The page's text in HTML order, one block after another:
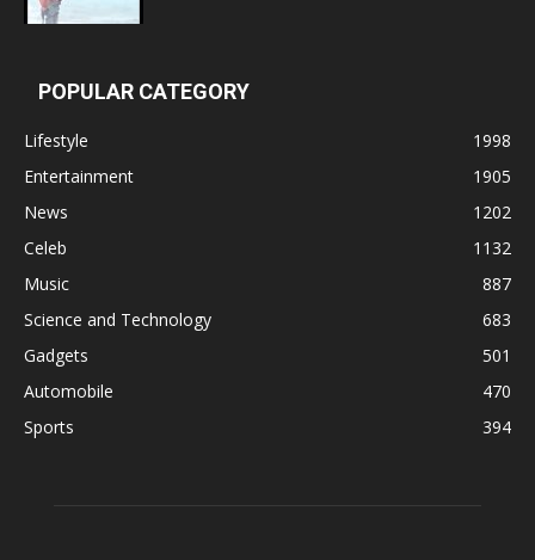
POPULAR CATEGORY
Lifestyle
1998
Entertainment
1905
News
1202
Celeb
1132
Music
887
Science and Technology
683
Gadgets
501
Automobile
470
Sports
394